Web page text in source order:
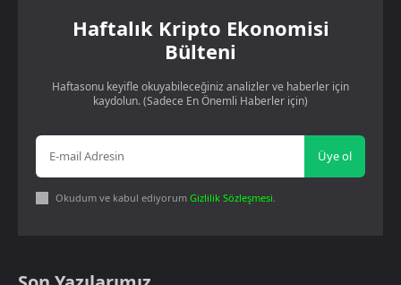
Haftalık Kripto Ekonomisi
Bülteni
Haftasonu keyifle okuyabileceğiniz analizler ve haberler için
kaydolun. (Sadece En Önemli Haberler için)
Üye ol
Okudum ve kabul ediyorum Gizlilik Sözleşmesi